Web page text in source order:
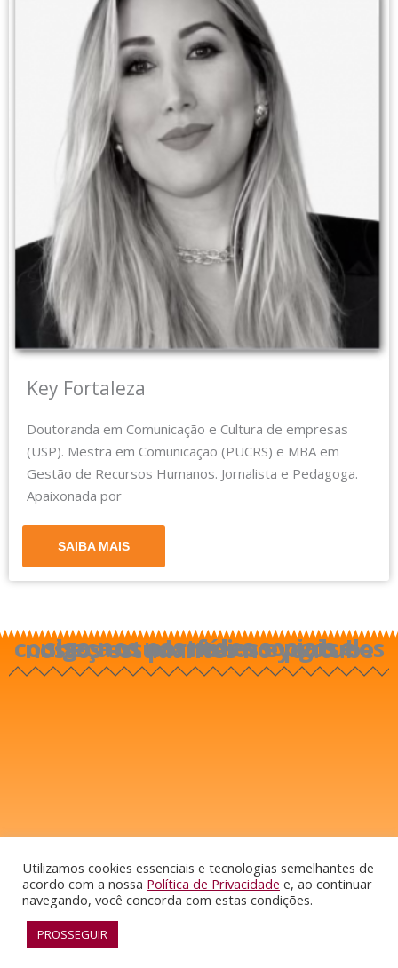
​​Key Fortaleza​
Doutoranda em Comunicação e Cultura de empresas
(USP). Mestra em Comunicação (PUCRS) e MBA em
Gestão de Recursos Humanos. Jornalista e Pedagoga.
Apaixonada por
SAIBA MAIS
siga-nos nas redes sociais e conheça os portfólios e pgds dos nossos estudantes no youtube
Utilizamos cookies essenciais e tecnologias semelhantes de
acordo com a nossa Política de Privacidade e, ao continuar
navegando, você concorda com estas condições.
PROSSEGUIR